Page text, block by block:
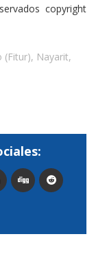
copyright
(Fitur), Nayarit,